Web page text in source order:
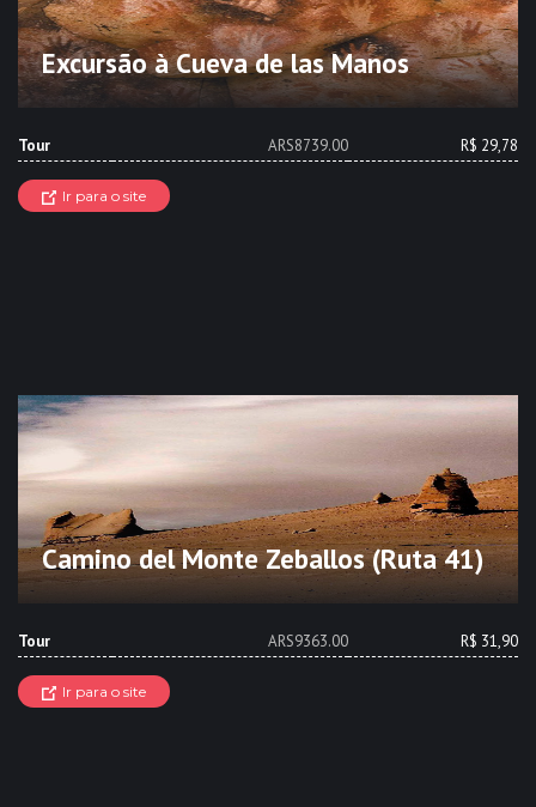
Excursão à Cueva de las Manos
Tour ARS8739.00 R$ 29,78
Ir para o site
Camino del Monte Zeballos (Ruta 41)
Tour ARS9363.00 R$ 31,90
Ir para o site